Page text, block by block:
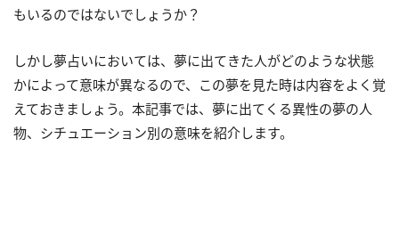
もいるのではないでしょうか？
しかし夢占いにおいては、夢に出てきた人がどのような状態
かによって意味が異なるので、この夢を見た時は内容をよく覚
えておきましょう。本記事では、夢に出てくる異性の夢の人
物、シチュエーション別の意味を紹介します。